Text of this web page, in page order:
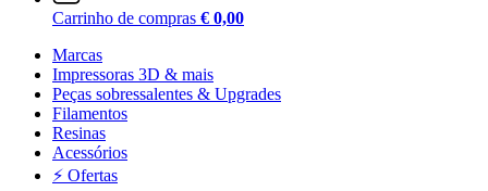
Carrinho de compras € 0,00
Marcas
Impressoras 3D & mais
Peças sobressalentes & Upgrades
Filamentos
Resinas
Acessórios
⚡ Ofertas